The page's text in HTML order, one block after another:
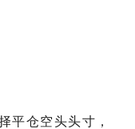
平仓空头头寸，